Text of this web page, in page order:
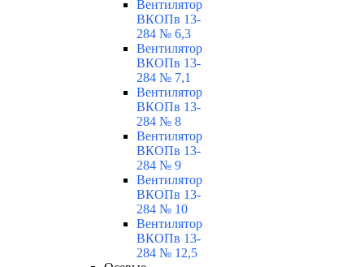
Вентилятор
ВКОПв 13-
284 № 6,3
Вентилятор
ВКОПв 13-
284 № 7,1
Вентилятор
ВКОПв 13-
284 № 8
Вентилятор
ВКОПв 13-
284 № 9
Вентилятор
ВКОПв 13-
284 № 10
Вентилятор
ВКОПв 13-
284 № 12,5